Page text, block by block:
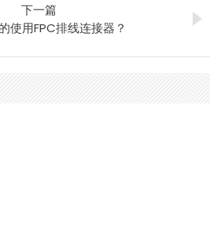
下一篇
使用FPC排线连接器？